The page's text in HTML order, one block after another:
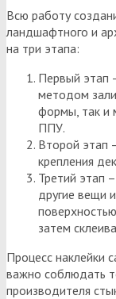
Всю работу
ландшафтного и
на три этапа:
Первый этап
методом
формы, так и
ППУ.
Второй этап
крепления
Третий этап
другие вещи
затем
Процесс наклейки
важно соблюдать
производителя